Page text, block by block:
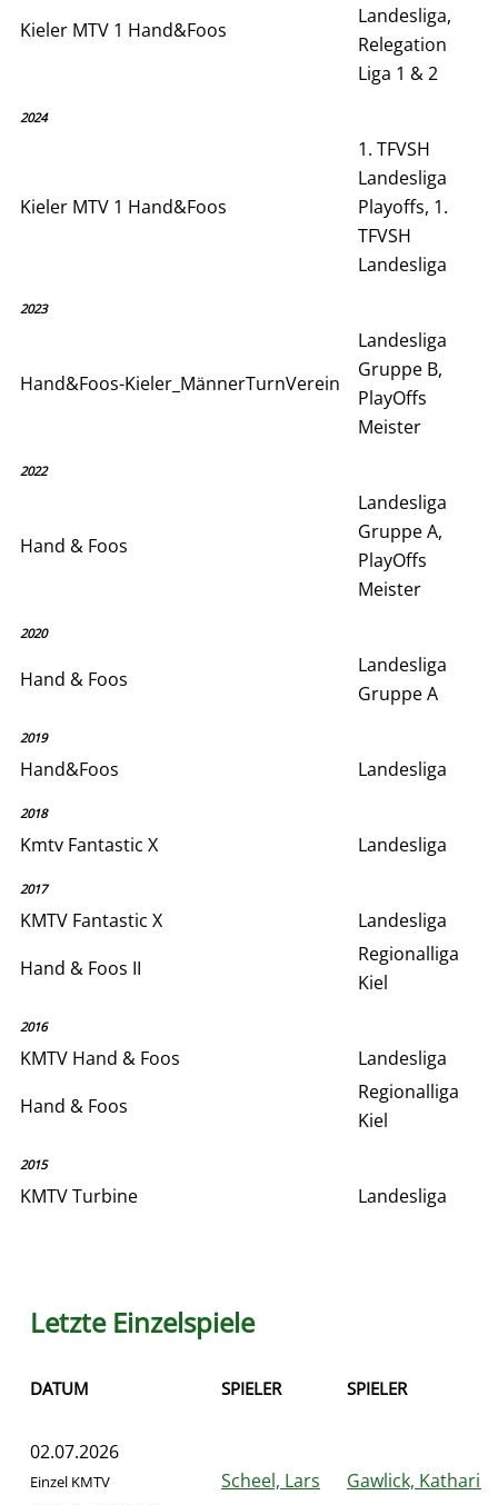
Kieler MTV 1 Hand&Foos
Landesliga,
Relegation
Liga 1 & 2
2024
Kieler MTV 1 Hand&Foos
1. TFVSH
Landesliga
Playoffs, 1.
TFVSH
Landesliga
2023
Hand&Foos-Kieler_MännerTurnVerein
Landesliga
Gruppe B,
PlayOffs
Meister
2022
Hand & Foos
Landesliga
Gruppe A,
PlayOffs
Meister
2020
Hand & Foos
Landesliga
Gruppe A
2019
Hand&Foos Landesliga
2018
Kmtv Fantastic X Landesliga
2017
KMTV Fantastic X
Landesliga
Hand & Foos II
Regionalliga
Kiel
2016
KMTV Hand & Foos
Landesliga
Hand & Foos
Regionalliga
Kiel
2015
KMTV Turbine Landesliga
Letzte Einzelspiele
DATUM SPIELER SPIELER
02.07.2026
Einzel KMTV
Scheel, Lars Gawlick,